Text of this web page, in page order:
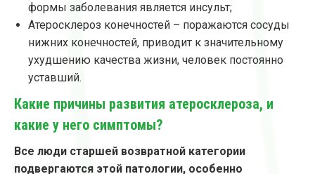
формы заболевания является инсульт;
Атеросклероз конечностей – поражаются сосуды
нижних конечностей, приводит к значительному
ухудшению качества жизни, человек постоянно
уставший.
Какие причины развития атеросклероза, и
какие у него симптомы?
Все люди старшей возвратной категории
подвергаются этой патологии, особенно